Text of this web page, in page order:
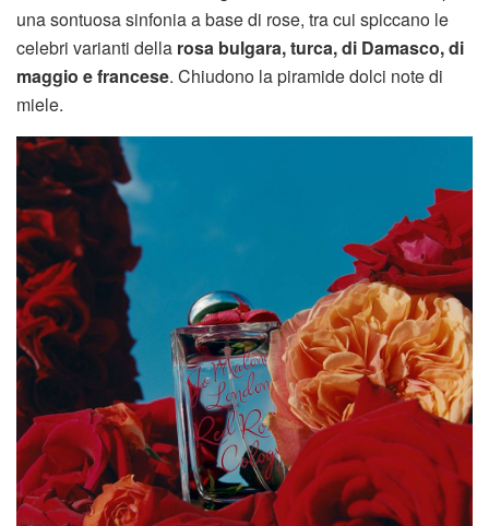
una sontuosa sinfonia a base di rose, tra cui spiccano le
celebri varianti della rosa bulgara, turca, di Damasco, di
maggio e francese. Chiudono la piramide dolci note di
miele.